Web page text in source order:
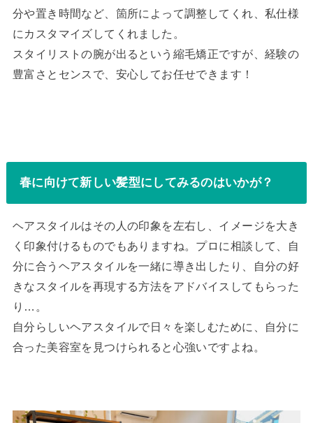
分や置き時間など、箇所によって調整してくれ、私仕様
にカスタマイズしてくれました。
スタイリストの腕が出るという縮毛矯正ですが、経験の
豊富さとセンスで、安心してお任せできます！
春に向けて新しい髪型にしてみるのはいかが？
ヘアスタイルはその人の印象を左右し、イメージを大き
く印象付けるものでもありますね。プロに相談して、自
分に合うヘアスタイルを一緒に導き出したり、自分の好
きなスタイルを再現する方法をアドバイスしてもらった
り…。
自分らしいヘアスタイルで日々を楽しむために、自分に
合った美容室を見つけられると心強いですよね。